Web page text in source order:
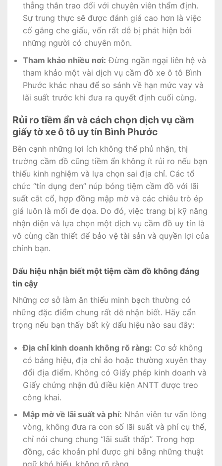
thẳng thắn trao đổi với chuyên viên thẩm định.
Sự trung thực sẽ được đánh giá cao hơn là việc
cố gắng che giấu, vốn rất dễ bị phát hiện bởi
những người có chuyên môn.
Tham khảo nhiều nơi: Đừng ngần ngại liên hệ và
tham khảo một vài dịch vụ cầm đồ xe ô tô Bình
Phước khác nhau để so sánh về hạn mức vay và
lãi suất trước khi đưa ra quyết định cuối cùng.
Rủi ro tiềm ẩn và cách chọn dịch vụ cầm
giấy tờ xe ô tô uy tín Bình Phước
Bên cạnh những lợi ích không thể phủ nhận, thị
trường cầm đồ cũng tiềm ẩn không ít rủi ro nếu bạn
thiếu kinh nghiệm và lựa chọn sai địa chỉ. Các tổ
chức “tín dụng đen” núp bóng tiệm cầm đồ với lãi
suất cắt cổ, hợp đồng mập mờ và các chiêu trò ép
giá luôn là mối đe dọa. Do đó, việc trang bị kỹ năng
nhận diện và lựa chọn một dịch vụ cầm đồ uy tín là
vô cùng cần thiết để bảo vệ tài sản và quyền lợi của
chính bạn.
Dấu hiệu nhận biết một tiệm cầm đồ không đáng
tin cậy
Những cơ sở làm ăn thiếu minh bạch thường có
những đặc điểm chung rất dễ nhận biết. Hãy cẩn
trọng nếu bạn thấy bất kỳ dấu hiệu nào sau đây:
Địa chỉ kinh doanh không rõ ràng: Cơ sở không
có bảng hiệu, địa chỉ ảo hoặc thường xuyên thay
đổi địa điểm. Không có Giấy phép kinh doanh và
Giấy chứng nhận đủ điều kiện ANTT được treo
công khai.
Mập mờ về lãi suất và phí: Nhân viên tư vấn lòng
vòng, không đưa ra con số lãi suất và phí cụ thể,
chỉ nói chung chung “lãi suất thấp”. Trong hợp
đồng, các khoản phí được ghi bằng những thuật